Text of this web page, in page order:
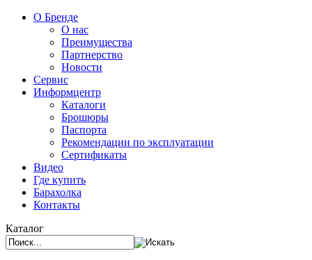
О Бренде
О нас
Преимущества
Партнерство
Новости
Сервис
Информцентр
Каталоги
Брошюры
Паспорта
Рекомендации по эксплуатации
Сертификаты
Видео
Где купить
Барахолка
Контакты
Каталог